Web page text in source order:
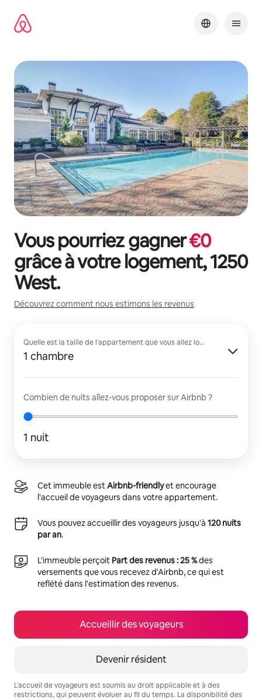
directement
Vous pourriez gagner€0
grâce à votre logement,1250
West.
Découvrez comment nous estimons les revenus
Quelle est la taille de l'appartement que vous allez louer ?
1 chambre
Combien de nuits allez-vous proposer sur Airbnb ?
1 nuit
Cet immeuble estAirbnb-friendlyet encourage
l'accueil de voyageurs dans votre appartement.
Vous pouvez accueillir des voyageurs jusqu'à 120 nuits
par an.
L'immeuble perçoit Part des revenus : 25 %des
versements que vous recevez d'Airbnb, ce qui est
reflété dans l'estimation des revenus.
Accueillir des voyageurs
Devenir résident
L'accueil de voyageurs est soumis au droit applicable et à des
restrictions, qui peuvent évoluer au fil du temps. La disponibilité des